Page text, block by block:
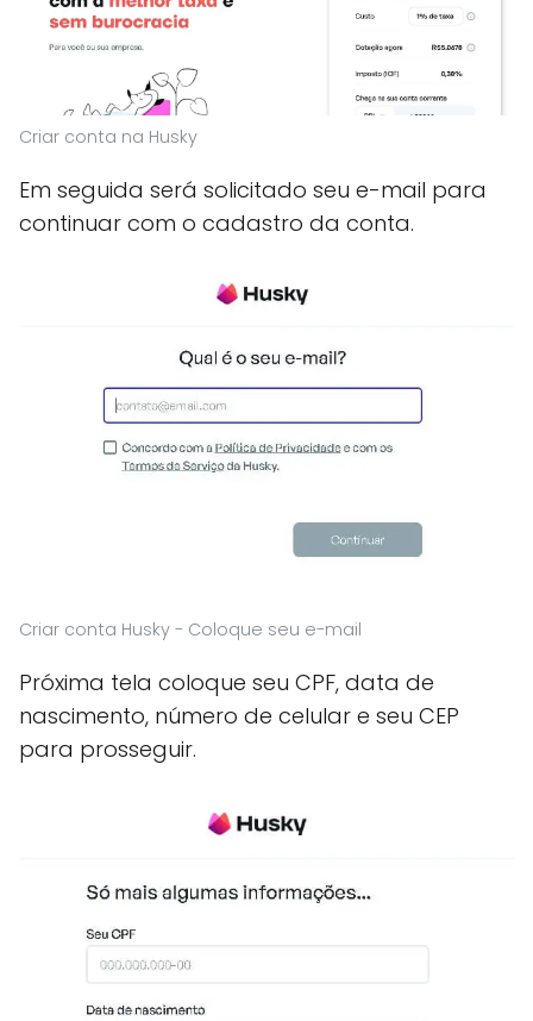
Criar conta na Husky
Em seguida será solicitado seu e-mail para
continuar com o cadastro da conta.
Criar conta Husky - Coloque seu e-mail
Próxima tela coloque seu CPF, data de
nascimento, número de celular e seu CEP
para prosseguir.